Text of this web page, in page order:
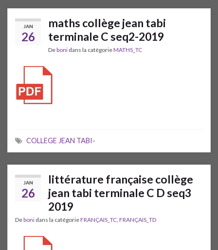
JAN
26
maths collège jean tabi
terminale C seq2-2019
Deboni dans la catégorieMATHS_TC
COLLEGE JEAN TABI-
JAN
26
littérature française collège
jean tabi terminale C D seq3
2019
Deboni dans la catégorieFRANÇAIS_TC FRANÇAIS_TD